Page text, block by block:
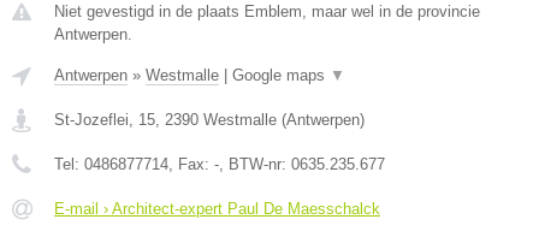
Niet gevestigd in de plaats Emblem, maar wel in de provincie
Antwerpen.
Antwerpen » Westmalle Google maps ▼
St-Jozeflei, 15, 2390 Westmalle (Antwerpen)
Tel: 0486877714, Fax: -, BTW-nr: 0635.235.677
E-mail › Architect-expert Paul De Maesschalck